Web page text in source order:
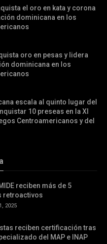
el oro en kata y corona
dominicana en los
oro en pesas y lidera
dominicana en los
escala al quinto lugar del
10 preseas en la XI
Centroamericanos y del
reciben más de 5
retroactivos
2025
reciben certificación tras
del MAP e INAP